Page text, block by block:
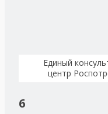
Единый
центр
6